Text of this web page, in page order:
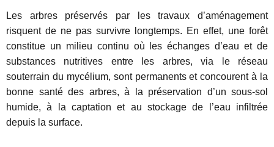
Les arbres préservés par les travaux d’aménagement
risquent de ne pas survivre longtemps. En effet, une forêt
constitue un milieu continu où les échanges d’eau et de
substances nutritives entre les arbres, via le réseau
souterrain du mycélium, sont permanents et concourent à la
bonne santé des arbres, à la préservation d’un sous-sol
humide, à la captation et au stockage de l’eau infiltrée
depuis la surface.